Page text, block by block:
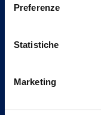
Preferenze
Statistiche
Marketing